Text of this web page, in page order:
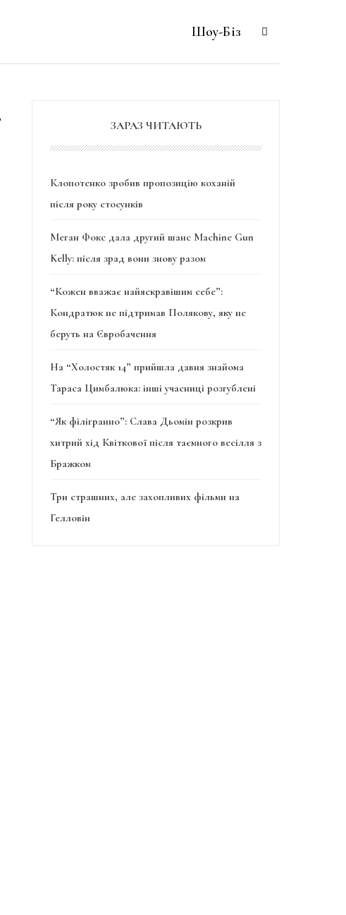
Шоу-Біз
ЗАРАЗ ЧИТАЮТЬ
Клопотенко зробив пропозицію коханій
після року стосунків
Меган Фокс дала другий шанс Machine Gun
Kelly: після зрад вони знову разом
“Кожен вважає найяскравішим себе”:
Кондратюк не підтримав Полякову, яку не
беруть на Євробачення
На “Холостяк 14” прийшла давня знайома
Тараса Цимбалюка: інші учасниці розгублені
“Як філігранно”: Слава Дьомін розкрив
хитрий хід Квіткової після таємного весілля з
Бражком
Три страшних, але захопливих фільми на
Гелловін